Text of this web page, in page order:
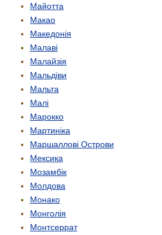
Майотта
Макао
Македонія
Малаві
Малайзія
Мальдіви
Мальта
Малі
Марокко
Мартиніка
Маршаллові Острови
Мексика
Мозамбік
Молдова
Монако
Монголія
Монтсеррат